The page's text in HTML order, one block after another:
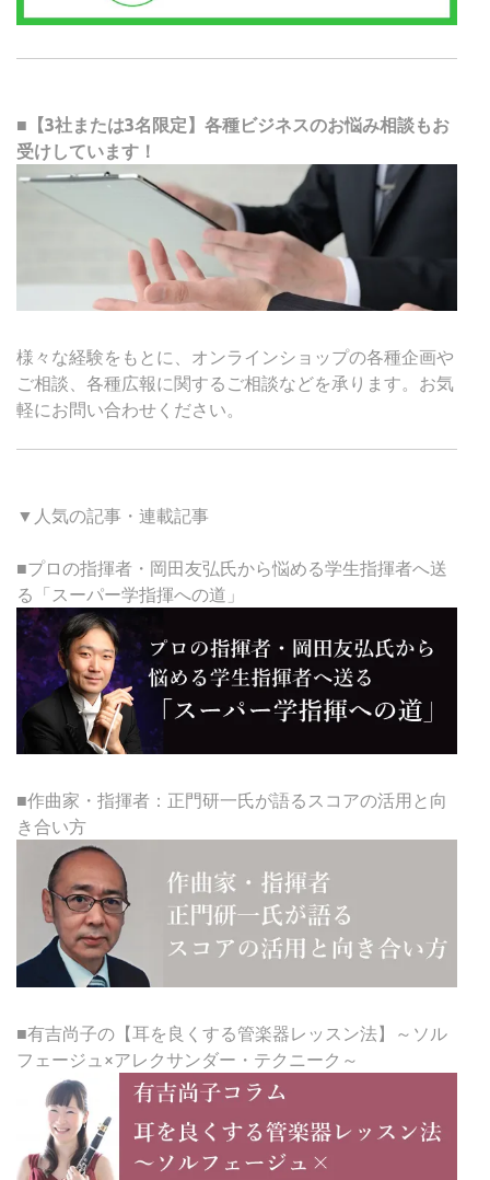
■【3社または3名限定】各種ビジネスのお悩み相談もお
受けしています！
様々な経験をもとに、オンラインショップの各種企画や
ご相談、各種広報に関するご相談などを承ります。お気
軽にお問い合わせください。
▼人気の記事・連載記事
■プロの指揮者・岡田友弘氏から悩める学生指揮者へ送
る「スーパー学指揮への道」
■作曲家・指揮者：正門研一氏が語るスコアの活用と向
き合い方
■有吉尚子の【耳を良くする管楽器レッスン法】～ソル
フェージュ×アレクサンダー・テクニーク～